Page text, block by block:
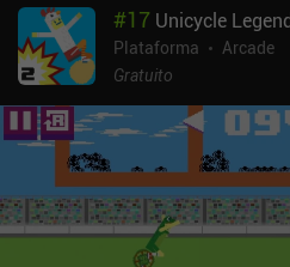
Run oferece uma excelente
acaba se tornando entediante. Mas
sessões de jogo curtas,
perto.
#17 Unicycle
Plataforma
Arcade
Gratuito